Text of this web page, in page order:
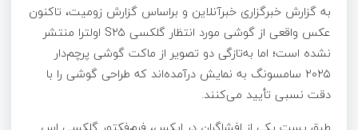
به گزارش خبرگزاری خبرآنلاین و براساس گزارش زومیت، تاکنون
عکس واقعی از گوشی مورد انتظار گلکسی S۲۵ اولترا منتشر
نشده است؛ اما به‌تازگی دو تصویر از ماکت گوشی پرچم‌دار
۲۰۲۵ سامسونگ به نمایش درآمده‌اند که طراحی گوشی را با
دقت نسبی تأیید می‌کنند.